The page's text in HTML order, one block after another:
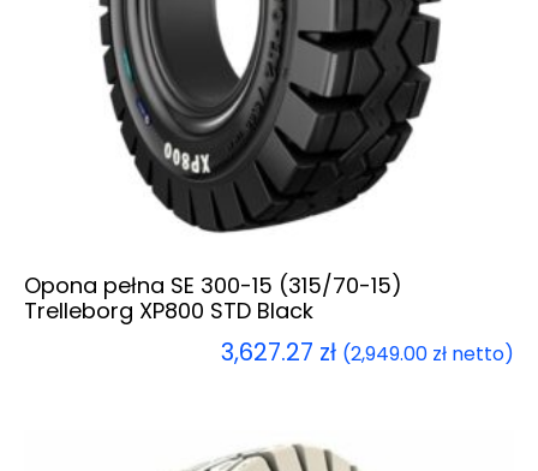
Opona pełna SE 300-15 (315/70-15)
Trelleborg XP800 STD Black
3,627.27 zł (2,949.00 zł netto)